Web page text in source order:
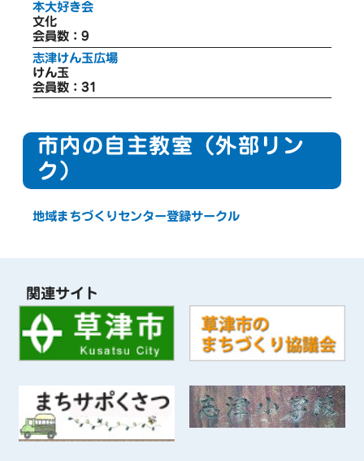
本大好き会
文化
会員数：9
志津けん玉広場
けん玉
会員数：31
市内の自主教室（外部リン
ク）
地域まちづくりセンター登録サークル
関連サイト